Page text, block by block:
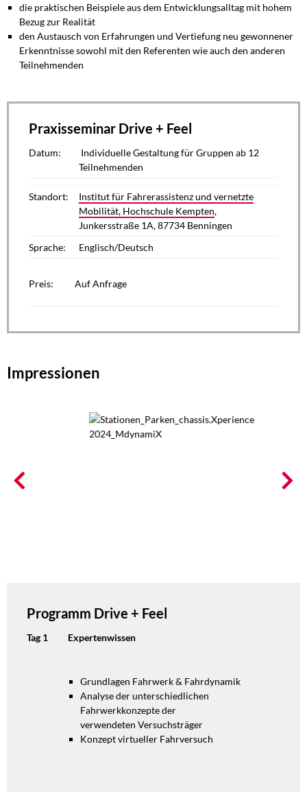
die praktischen Beispiele aus dem Entwicklungsalltag mit hohem
Bezug zur Realität
den Austausch von Erfahrungen und Vertiefung neu gewonnener
Erkenntnisse sowohl mit den Referenten wie auch den anderen
Teilnehmenden
Praxisseminar Drive + Feel
Datum:
Individuelle Gestaltung für Gruppen ab 12
Teilnehmenden
Standort:
Institut für Fahrerassistenz und vernetzte
Mobilität, Hochschule Kempten,
Junkersstraße 1A, 87734 Benningen
Sprache:
Englisch/Deutsch
Preis: Auf Anfrage
Impressionen
Programm Drive + Feel
Tag 1 Expertenwissen
Grundlagen Fahrwerk & Fahrdynamik
Analyse der unterschiedlichen
Fahrwerkkonzepte der
verwendeten Versuchsträger
Konzept virtueller Fahrversuch